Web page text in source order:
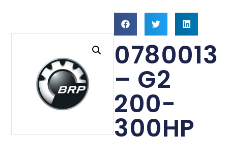
0780013
– G2
200-
300HP